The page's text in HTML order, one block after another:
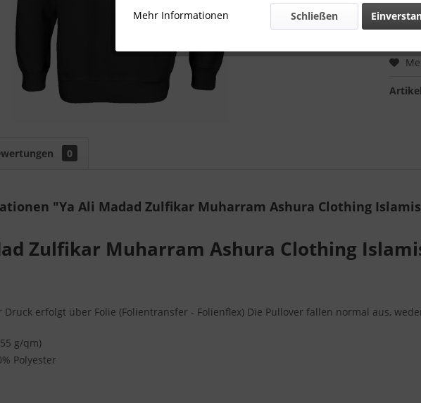
0
"Ya Ali Madad Zulfikar Muharram Ashura Clothing
Zulfikar Muharram Ashura Clothing
Druck erfolgt über Folie (Folientransfer - Folienflex) Die Pullover fallen normal aus,
g/qm)
Polyester
Mehr Informationen Schließen